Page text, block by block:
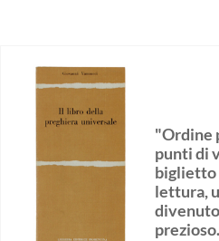
"Ordine
punti di
biglietto
lettura,